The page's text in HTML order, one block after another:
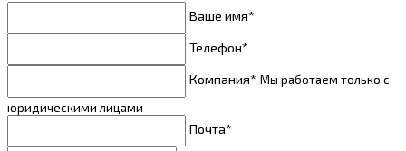
Ваше имя*
Телефон*
Компания* Мы работаем только с
юридическими лицами
Почта*